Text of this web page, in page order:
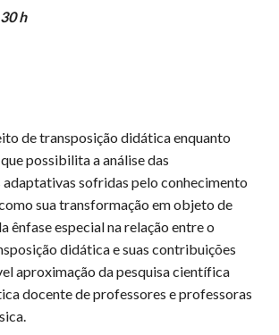
h
de transposição didática enquanto
possibilita a análise das
sofridas pelo conhecimento
sua transformação em objeto de
ênfase especial na relação entre o
didática e suas contribuições
aproximação da pesquisa científica
docente de professores e professoras